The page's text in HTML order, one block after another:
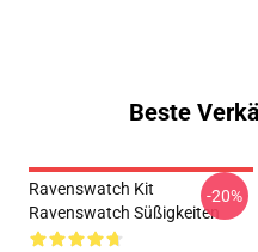
Beste
Ravenswatch Kit
Ravenswatch Süßigkeiten
-20%